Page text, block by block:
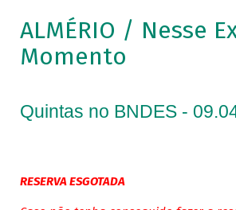
ALMÉRIO / Nesse
Momento
Quintas no BNDES -
RESERVA ESGOTADA